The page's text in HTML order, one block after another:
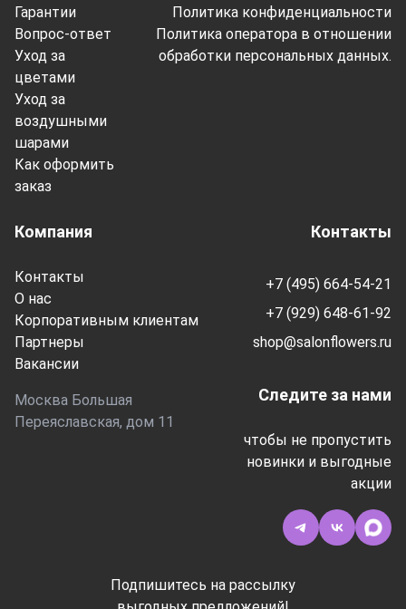
Компания
Контакты
О нас
Корпоративным клиентам
Партнеры
Вакансии
Москва Большая
Переяславская, дом 11
Гарантии
Вопрос-ответ
Уход за
цветами
Уход за
воздушными
шарами
Как оформить
заказ
Политика конфиденциальности
Политика оператора в отношении
обработки персональных данных.
Контакты
+7 (495) 664-54-21
+7 (929) 648-61-92
shop@salonflowers.ru
Следите за нами
чтобы не пропустить
новинки и выгодные
акции
Подпишитесь на рассылку